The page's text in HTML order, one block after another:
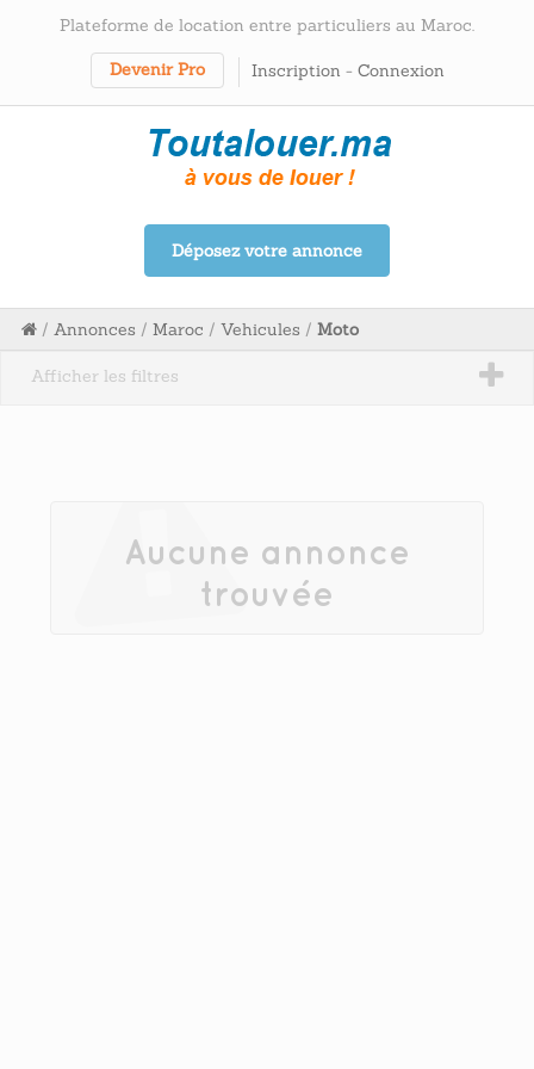
Plateforme de location entre particuliers au Maroc.
Devenir Pro Inscription - Connexion
Déposez votre annonce
/ Annonces / Maroc / Vehicules / Moto
Afficher les filtres
Aucune annonce
trouvée